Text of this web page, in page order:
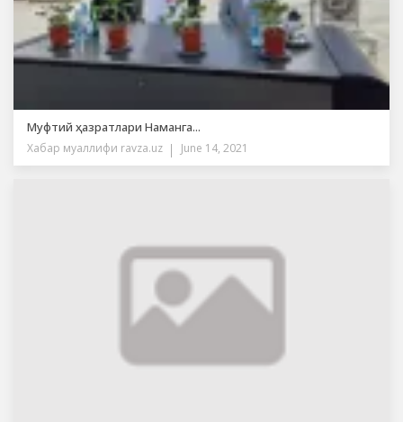
Муфтий ҳазратлари Наманга...
Хабар муаллифи ravza.uz June 14, 2021